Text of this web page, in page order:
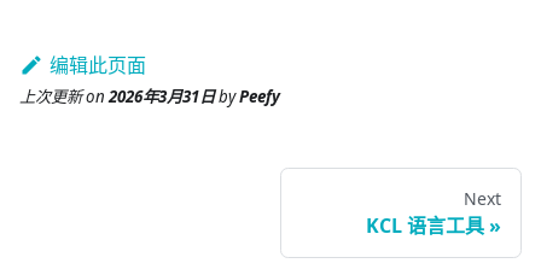
编辑此页面
上次更新on2026年3月31日byPeefy
Next
KCL 语言工具